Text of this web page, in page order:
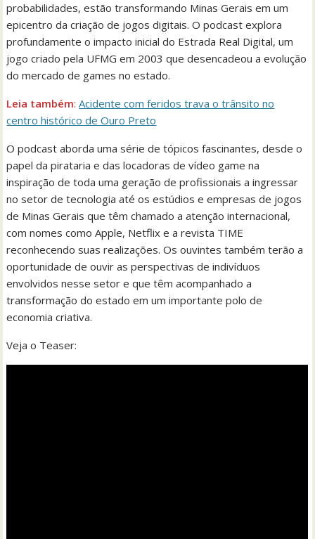
probabilidades, estão transformando Minas Gerais em um
epicentro da criação de jogos digitais. O podcast explora
profundamente o impacto inicial do Estrada Real Digital, um
jogo criado pela UFMG em 2003 que desencadeou a evolução
do mercado de games no estado.
Leia também: Acidente com feridos trava o trânsito no
centro histórico de Ouro Preto
O podcast aborda uma série de tópicos fascinantes, desde o
papel da pirataria e das locadoras de vídeo game na
inspiração de toda uma geração de profissionais a ingressar
no setor de tecnologia até os estúdios e empresas de jogos
de Minas Gerais que têm chamado a atenção internacional,
com nomes como Apple, Netflix e a revista TIME
reconhecendo suas realizações. Os ouvintes também terão a
oportunidade de ouvir as perspectivas de indivíduos
envolvidos nesse setor e que têm acompanhado a
transformação do estado em um importante polo de
economia criativa.
Veja o Teaser: